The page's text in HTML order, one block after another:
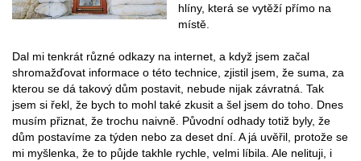
hlíny, která se vytěží přímo na
místě.
Dal mi tenkrát různé odkazy na internet, a když jsem začal
shromažďovat informace o této technice, zjistil jsem, že suma, za
kterou se dá takový dům postavit, nebude nijak závratná. Tak
jsem si řekl, že bych to mohl také zkusit a šel jsem do toho. Dnes
musím přiznat, že trochu naivně. Původní odhady totiž byly, že
dům postavíme za týden nebo za deset dní. A já uvěřil, protože se
mi myšlenka, že to půjde takhle rychle, velmi líbila. Ale nelituji, i